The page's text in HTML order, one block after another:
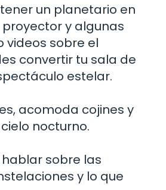
un planetario en
y algunas
videos sobre el
convertir tu sala de
estelar.
acomoda cojines y
nocturno.
sobre las
y lo que